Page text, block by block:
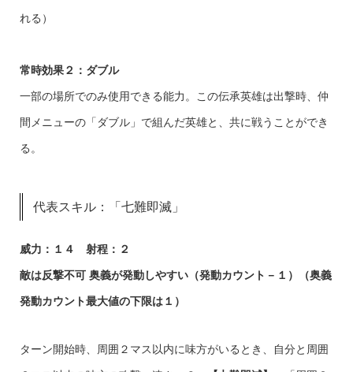
れる）
常時効果２：ダブル
一部の場所でのみ使用できる能力。この伝承英雄は出撃時、仲
間メニューの「ダブル」で組んだ英雄と、共に戦うことができ
る。
代表スキル：「七難即滅」
威力：１４ 射程：２
敵は反撃不可 奥義が発動しやすい（発動カウント－１）（奥義
発動カウント最大値の下限は１）
ターン開始時、周囲２マス以内に味方がいるとき、自分と周囲